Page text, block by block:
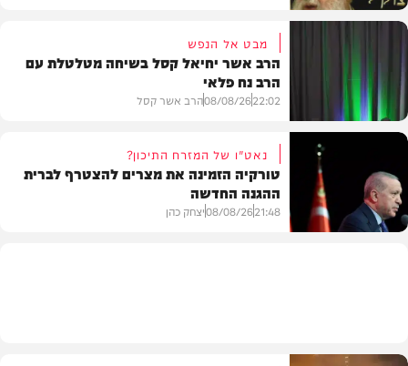
וידאו
חדשות
מבט אל הנפש
הרב אשר יחיאל קסל בשיחה מטלטלת עם
הרב נח פלאי
22:02
08/08/26הרב אשר קסל
נאט"ו של המזרח התיכון?
טורקיה הזמינה את מצרים להצטרף לברית
ההגנה החדשה
21:48
08/08/26יצחק כהן